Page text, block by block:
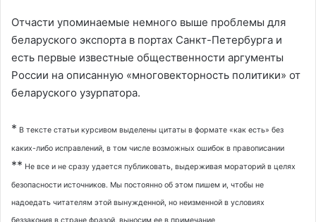
Отчасти упоминаемые немного выше проблемы для
беларуского экспорта в портах Санкт-Петербурга и
есть первые известные общественности аргументы
России на описанную «многовекторность политики» от
беларуского узурпатора.
* В тексте статьи курсивом выделены цитаты в формате «как есть» без
каких-либо исправлений, в том числе возможных ошибок в правописании
** Не все и не сразу удается публиковать, выдерживая мораторий в целях
безопасности источников. Мы постоянно об этом пишем и, чтобы не
надоедать читателям этой вынужденной, но неизменной в условиях
беззакония в стране фразой, выносим ее в примечание